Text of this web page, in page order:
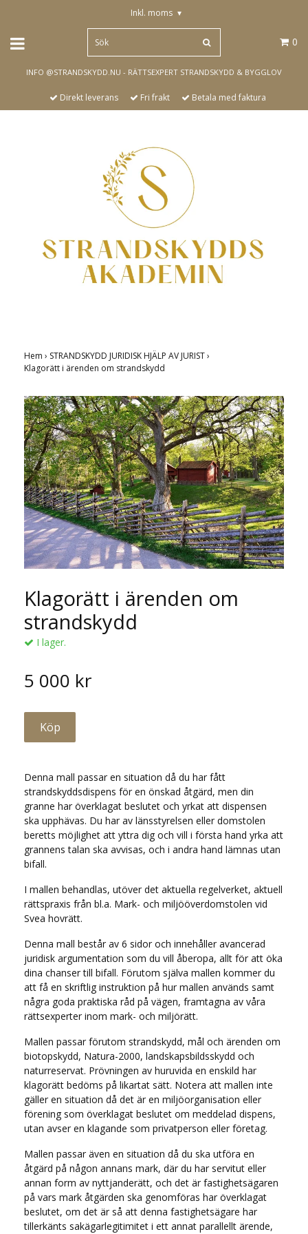
Inkl. moms ▾
0
INFO @STRANDSKYDD.NU - RÄTTSEXPERT STRANDSKYDD & BYGGLOV
Direkt leverans Fri frakt Betala med faktura
Hem › STRANDSKYDD JURIDISK HJÄLP AV JURIST›
Klagorätt i ärenden om strandskydd
Klagorätt i ärenden om
strandskydd
I lager.
5 000 kr
Denna mall passar en situation då du har fått
strandskyddsdispens för en önskad åtgärd, men din
granne har överklagat beslutet och yrkat att dispensen
ska upphävas. Du har av länsstyrelsen eller domstolen
beretts möjlighet att yttra dig och vill i första hand yrka att
grannens talan ska avvisas, och i andra hand lämnas utan
bifall.
I mallen behandlas, utöver det aktuella regelverket, aktuell
rättspraxis från bl.a. Mark- och miljööverdomstolen vid
Svea hovrätt.
Denna mall består av 6 sidor och innehåller avancerad
juridisk argumentation som du vill åberopa, allt för att öka
dina chanser till bifall. Förutom själva mallen kommer du
att få en skriftlig instruktion på hur mallen används samt
några goda praktiska råd på vägen, framtagna av våra
rättsexperter inom mark- och miljörätt.
Mallen passar förutom strandskydd, mål och ärenden om
biotopskydd, Natura-2000, landskapsbildsskydd och
naturreservat. Prövningen av huruvida en enskild har
klagorätt bedöms på likartat sätt. Notera att mallen inte
gäller en situation då det är en miljöorganisation eller
förening som överklagat beslutet om meddelad dispens,
utan avser en klagande som privatperson eller företag.
Mallen passar även en situation då du ska utföra en
åtgärd på någon annans mark, där du har servitut eller
annan form av nyttjanderätt, och det är fastighetsägaren
på vars mark åtgärden ska genomföras har överklagat
beslutet, om det är så att denna fastighetsägare har
tillerkänts sakägarlegitimitet i ett annat parallellt ärende,